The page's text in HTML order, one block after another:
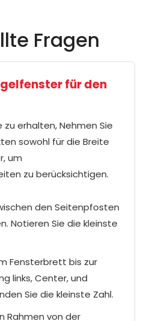
Fragen
für den
erhalten, Nehmen Sie
sowohl für die Breite
um
zu berücksichtigen.
den Seitenpfosten
Notieren Sie die kleinste
Fensterbrett bis zur
links, Center, und
Sie die kleinste Zahl.
Rahmen von der